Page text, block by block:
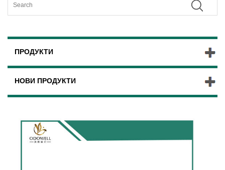
ПРОДУКТИ
НОВИ ПРОДУКТИ